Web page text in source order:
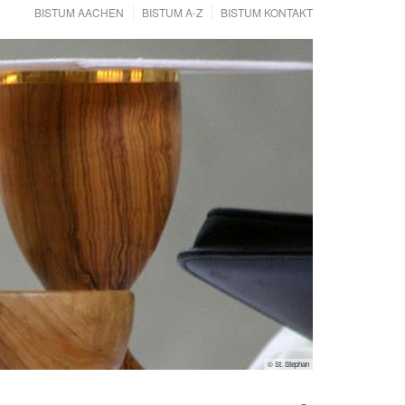
BISTUM AACHEN BISTUM A-Z BISTUM KONTAKT
© St. Stephan